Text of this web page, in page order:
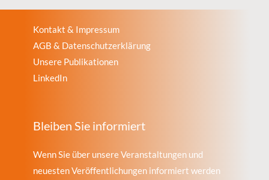
Kontakt & Impressum
AGB & Datenschutzerklärung
Unsere Publikationen
LinkedIn
Bleiben Sie informiert
Wenn Sie über unsere Veranstaltungen und
neuesten Veröffentlichungen informiert werden